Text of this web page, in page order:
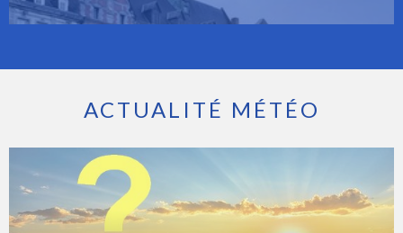
ACTUALITÉ MÉTÉO